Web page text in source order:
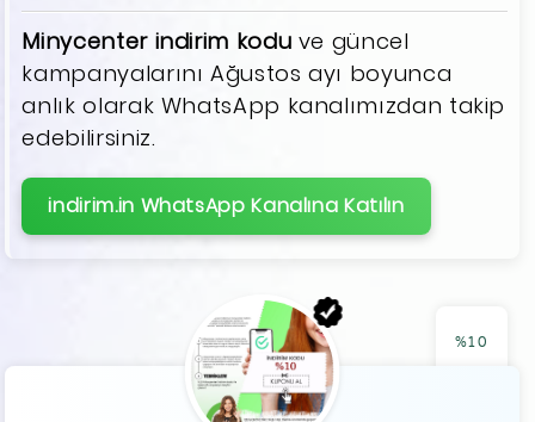
Minycenter indirim kodu ve güncel
kampanyalarını Ağustos ayı boyunca
anlık olarak WhatsApp kanalımızdan takip
edebilirsiniz.
indirim.in WhatsApp Kanalına Katılın
%10